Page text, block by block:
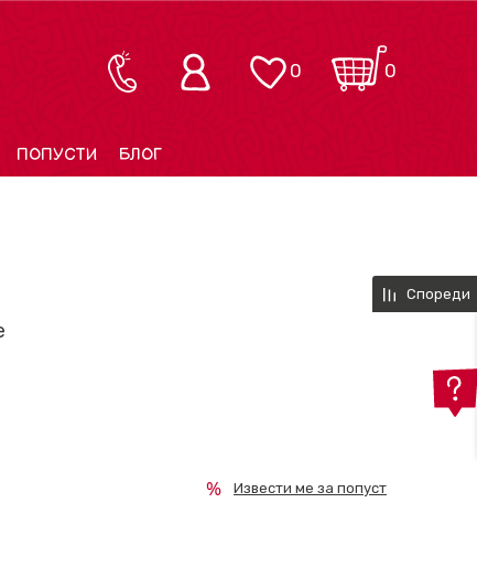
0
0
ПОПУСТИ БЛОГ
Извести ме за попуст
Спореди